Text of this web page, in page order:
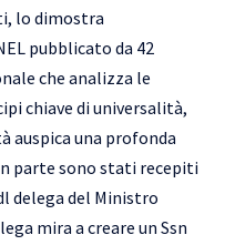
lo dimostra
pubblicato da 42
che analizza le
chiave di universalità,
auspica una profonda
parte sono stati recepiti
delega del Ministro
mira a creare un Ssn